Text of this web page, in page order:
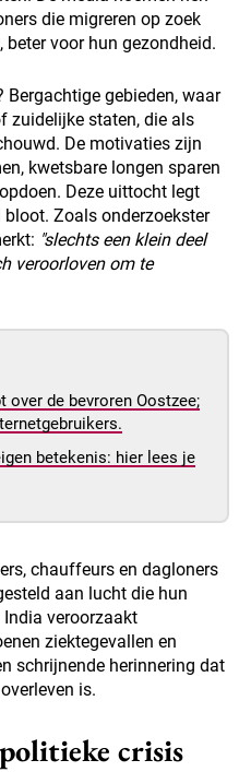
die migreren op zoek
beter voor hun gezondheid.
gebieden, waar
zuidelijke staten, die als
De motivaties zijn
kwetsbare longen sparen
Deze uittocht legt
Zoals onderzoekster
"slechts een klein deel
veroorloven om te
de bevroren Oostzee;
betekenis: hier lees je
chauffeurs en dagloners
aan lucht die hun
veroorzaakt
ziektegevallen en
schrijnende herinnering dat
is.
crisis